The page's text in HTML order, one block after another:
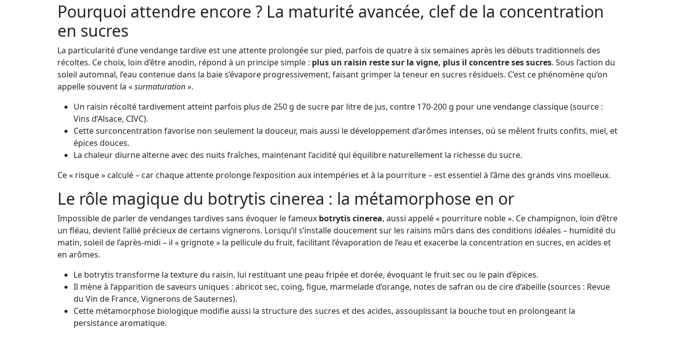
Pourquoi attendre encore ? La maturité avancée, clef de la concentration
en sucres
La particularité d’une vendange tardive est une attente prolongée sur pied, parfois de quatre à six semaines après les débuts traditionnels des
récoltes. Ce choix, loin d’être anodin, répond à un principe simple : plus un raisin reste sur la vigne, plus il concentre ses sucres. Sous l’action du
soleil automnal, l’eau contenue dans la baie s’évapore progressivement, faisant grimper la teneur en sucres résiduels. C’est ce phénomène qu’on
appelle souvent la «surmaturation».
Un raisin récolté tardivement atteint parfois plus de 250 g de sucre par litre de jus, contre 170-200 g pour une vendange classique (source :
Vins d’Alsace, CIVC).
Cette surconcentration favorise non seulement la douceur, mais aussi le développement d’arômes intenses, où se mêlent fruits confits, miel, et
épices douces.
La chaleur diurne alterne avec des nuits fraîches, maintenant l’acidité qui équilibre naturellement la richesse du sucre.
Ce « risque » calculé – car chaque attente prolonge l’exposition aux intempéries et à la pourriture – est essentiel à l’âme des grands vins moelleux.
Le rôle magique du botrytis cinerea : la métamorphose en or
Impossible de parler de vendanges tardives sans évoquer le fameux botrytis cinerea, aussi appelé « pourriture noble ». Ce champignon, loin d’être
un fléau, devient l’allié précieux de certains vignerons. Lorsqu’il s’installe doucement sur les raisins mûrs dans des conditions idéales – humidité du
matin, soleil de l’après-midi – il « grignote » la pellicule du fruit, facilitant l’évaporation de l’eau et exacerbe la concentration en sucres, en acides et
en arômes.
Le botrytis transforme la texture du raisin, lui restituant une peau fripée et dorée, évoquant le fruit sec ou le pain d’épices.
Il mène à l’apparition de saveurs uniques : abricot sec, coing, figue, marmelade d’orange, notes de safran ou de cire d’abeille (sources : Revue
du Vin de France, Vignerons de Sauternes).
Cette métamorphose biologique modifie aussi la structure des sucres et des acides, assouplissant la bouche tout en prolongeant la
persistance aromatique.